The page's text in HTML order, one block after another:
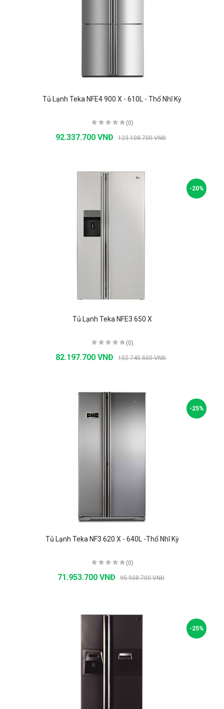
Tủ Lạnh Teka NFE4 900 X - 610L - Thổ Nhĩ Kỳ
(0)
92.337.700 VNĐ 123.108.700 VNĐ
-20%
Tủ Lạnh Teka NFE3 650 X
(0)
82.197.700 VNĐ 102.745.500 VNĐ
-25%
Tủ Lạnh Teka NF3 620 X - 640L -Thổ Nhĩ Kỳ
(0)
71.953.700 VNĐ 95.938.700 VNĐ
-25%